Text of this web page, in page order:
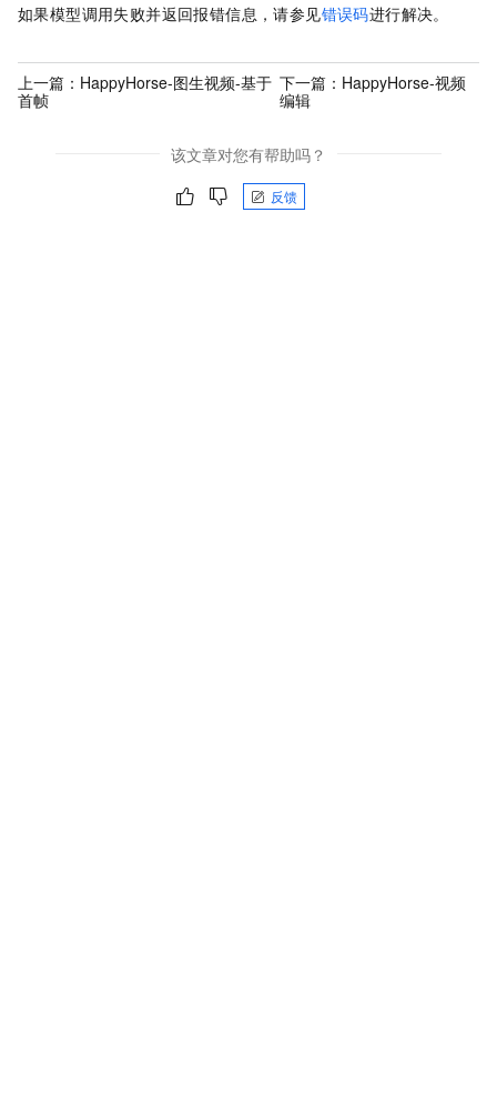
如果模型调用失败并返回报错信息，请参见错误码进行解决。
上一篇： HappyHorse-图生视频-基于
首帧
下一篇： HappyHorse-视频
编辑
该文章对您有帮助吗？
反馈